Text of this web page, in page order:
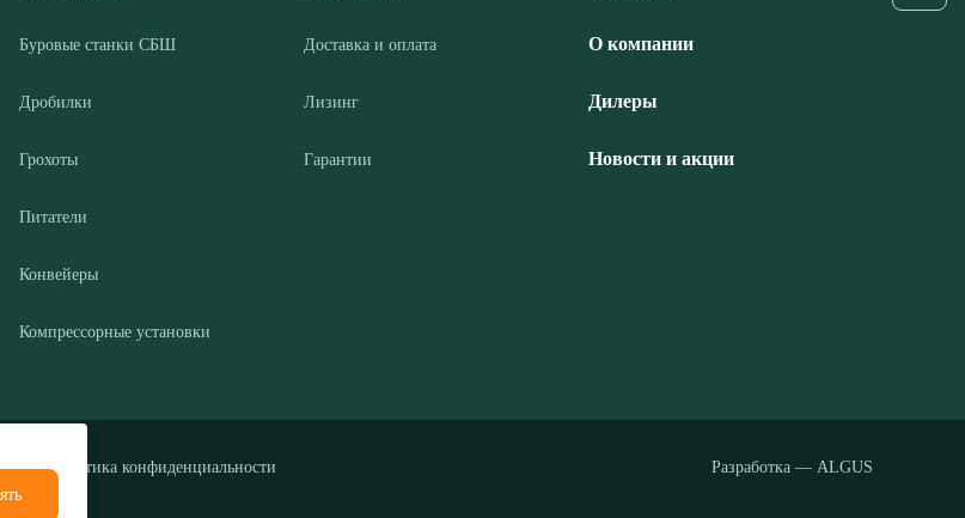
Буровые станки СБШ
Дробилки
Грохоты
Питатели
Конвейеры
Компрессорные установки
Доставка и оплата
Лизинг
Гарантии
О компании
Дилеры
Новости и акции
Политика конфиденциальности Разработка — ALGUS